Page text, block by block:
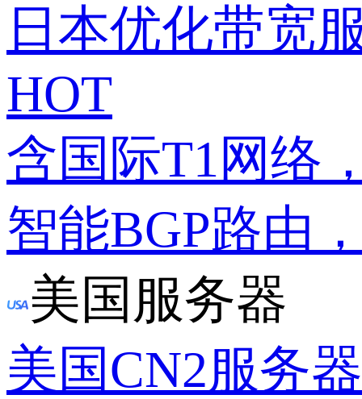
日本优化带宽
HOT
含国际T1网络
智能BGP路由
美国服务器
美国CN2服务器